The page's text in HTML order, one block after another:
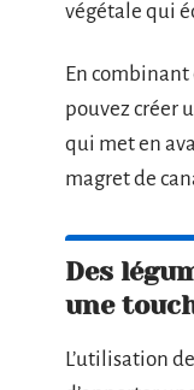
végétale qui
En combinant
pouvez créer
qui met en
magret de
Des
une
L’utilisation de